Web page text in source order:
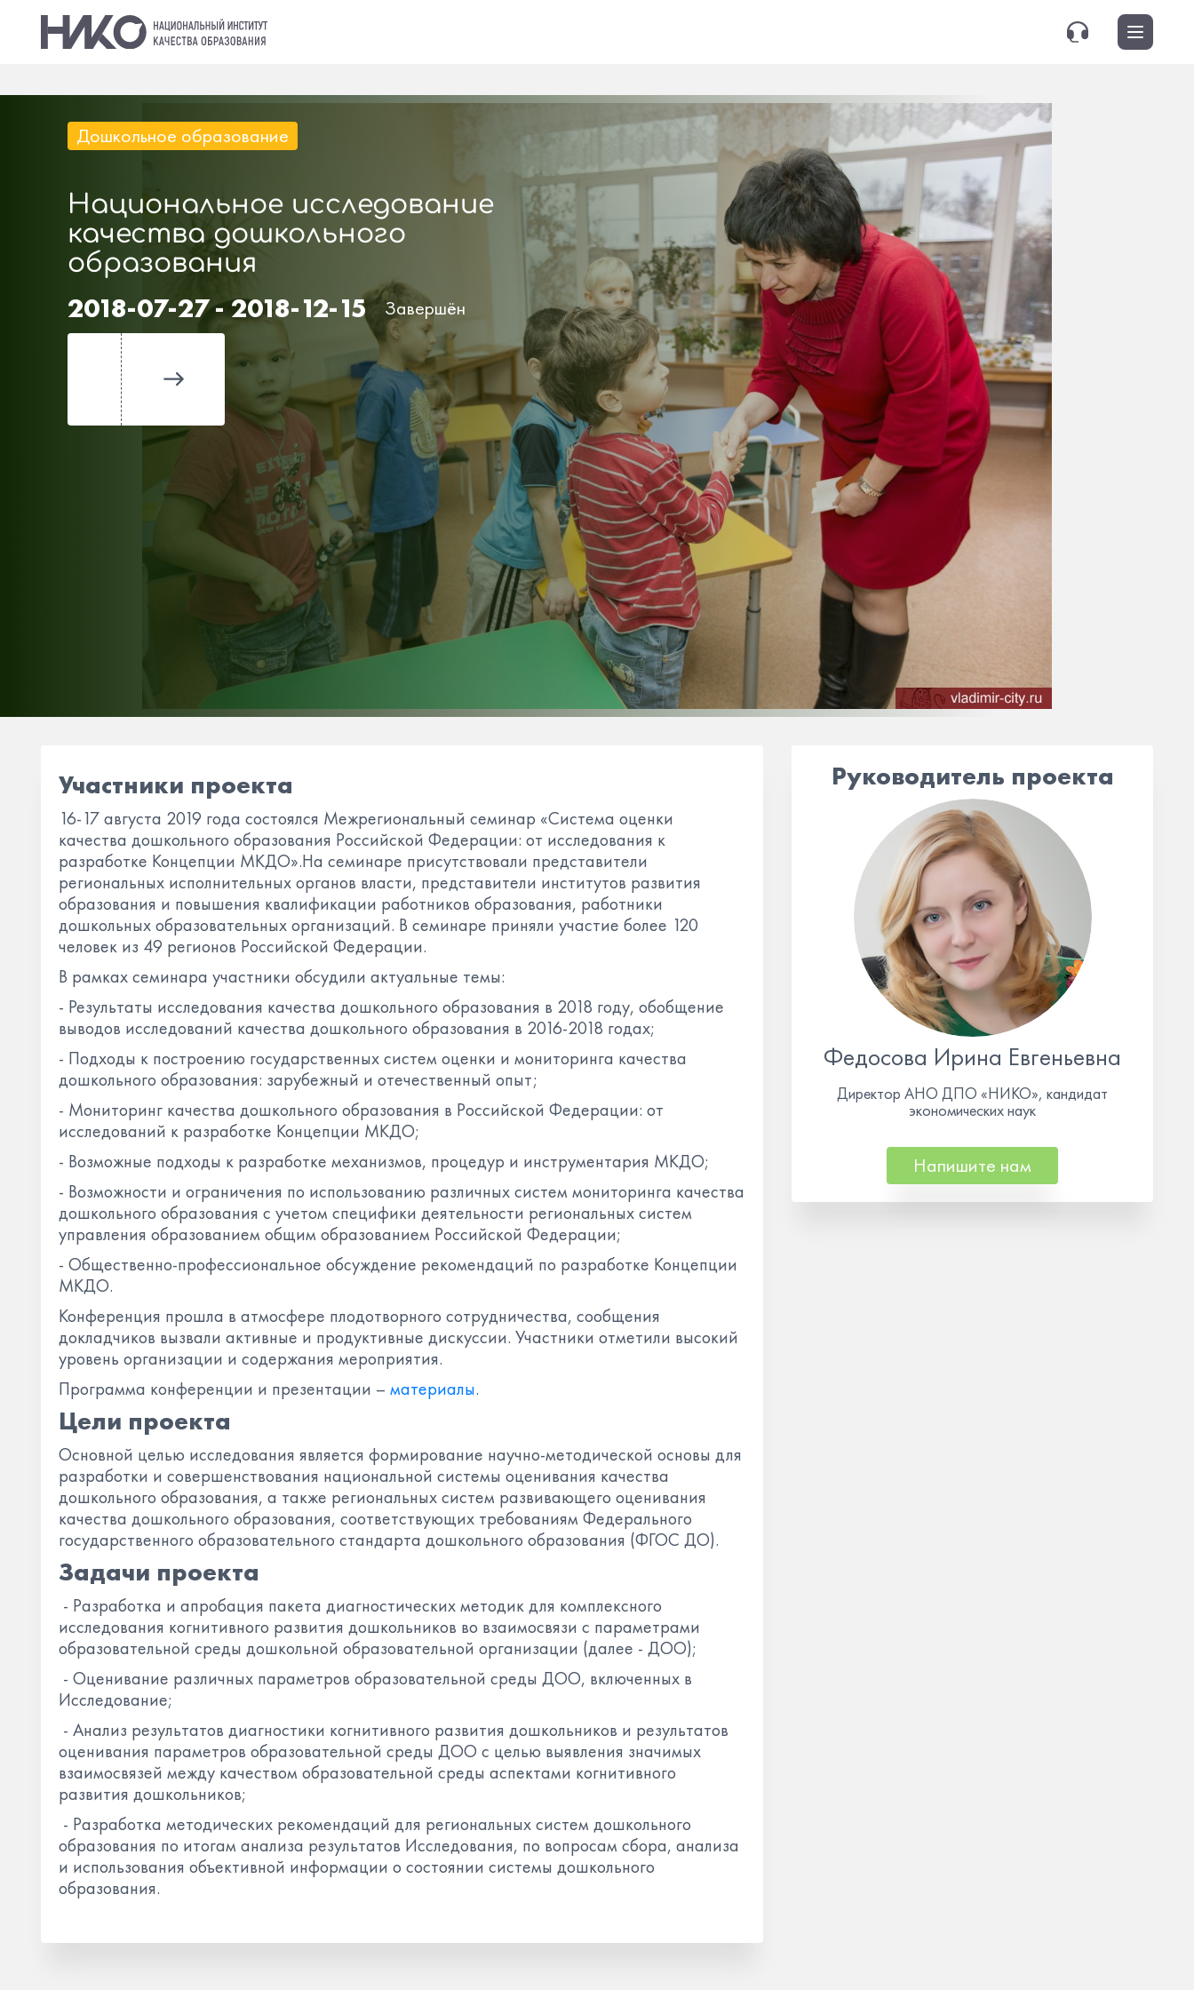
Дошкольное образование
Национальное исследование
качества дошкольного
образования
2018-07-27 - 2018-12-15 Завершён
Участники проекта
16-17 августа 2019 года состоялся Межрегиональный семинар «Система оценки
качества дошкольного образования Российской Федерации: от исследования к
разработке Концепции МКДО».На семинаре присутствовали представители
региональных исполнительных органов власти, представители институтов развития
образования и повышения квалификации работников образования, работники
дошкольных образовательных организаций. В семинаре приняли участие более 120
человек из 49 регионов Российской Федерации.
В рамках семинара участники обсудили актуальные темы:
- Результаты исследования качества дошкольного образования в 2018 году, обобщение
выводов исследований качества дошкольного образования в 2016-2018 годах;
- Подходы к построению государственных систем оценки и мониторинга качества
дошкольного образования: зарубежный и отечественный опыт;
- Мониторинг качества дошкольного образования в Российской Федерации: от
исследований к разработке Концепции МКДО;
- Возможные подходы к разработке механизмов, процедур и инструментария МКДО;
- Возможности и ограничения по использованию различных систем мониторинга качества
дошкольного образования с учетом специфики деятельности региональных систем
управления образованием общим образованием Российской Федерации;
- Общественно-профессиональное обсуждение рекомендаций по разработке Концепции
МКДО.
Конференция прошла в атмосфере плодотворного сотрудничества, сообщения
докладчиков вызвали активные и продуктивные дискуссии. Участники отметили высокий
уровень организации и содержания мероприятия.
Программа конференции и презентации – материалы.
Цели проекта
Основной целью исследования является формирование научно-методической основы для
разработки и совершенствования национальной системы оценивания качества
дошкольного образования, а также региональных систем развивающего оценивания
качества дошкольного образования, соответствующих требованиям Федерального
государственного образовательного стандарта дошкольного образования (ФГОС ДО).
Задачи проекта
- Разработка и апробация пакета диагностических методик для комплексного
исследования когнитивного развития дошкольников во взаимосвязи с параметрами
образовательной среды дошкольной образовательной организации (далее - ДОО);
- Оценивание различных параметров образовательной среды ДОО, включенных в
Исследование;
- Анализ результатов диагностики когнитивного развития дошкольников и результатов
оценивания параметров образовательной среды ДОО с целью выявления значимых
взаимосвязей между качеством образовательной среды аспектами когнитивного
развития дошкольников;
- Разработка методических рекомендаций для региональных систем дошкольного
образования по итогам анализа результатов Исследования, по вопросам сбора, анализа
и использования объективной информации о состоянии системы дошкольного
образования.
Руководитель проекта
Федосова Ирина Евгеньевна
Директор АНО ДПО «НИКО», кандидат
экономических наук
Напишите нам